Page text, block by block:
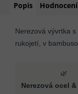
Popis Hodnocení
Nerezová vývrtka
rukojetí, v
🌿
Nerezová ocel